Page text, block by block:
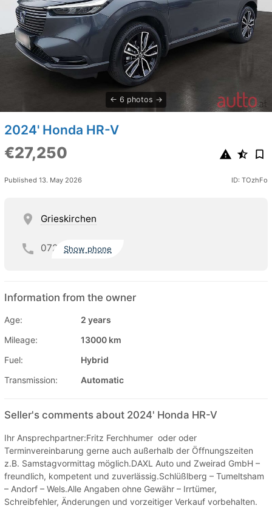
6 photos
2024' Honda HR-V
€27,250
Published 13. May 2026 ID: TOzhFo
Grieskirchen
072 Show phone
Information from the owner
Age:
2 years
Mileage:
13000 km
Fuel:
Hybrid
Transmission:
Automatic
Seller's comments about 2024' Honda HR-V
Ihr Ansprechpartner:Fritz Ferchhumer oder oder
Terminvereinbarung gerne auch außerhalb der Öffnungszeiten
z.B. Samstagvormittag möglich.DAXL Auto und Zweirad GmbH –
freundlich, kompetent und zuverlässig.Schlüßlberg – Tumeltsham
– Andorf – Wels.Alle Angaben ohne Gewähr – Irrtümer,
Schreibfehler, Änderungen und vorzeitiger Verkauf vorbehalten.